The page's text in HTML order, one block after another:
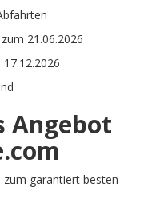
21.06.2026
Angebot
zum garantiert besten